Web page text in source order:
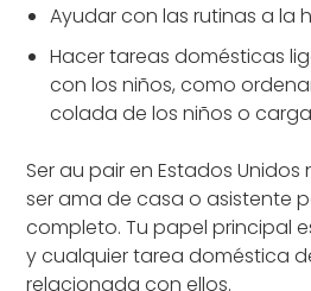
Ayudar con las rutinas a la
Hacer tareas domésticas
con los niños, como
colada de los niños o
Ser au pair en Estados
ser ama de casa o asistente
completo. Tu papel principal
y cualquier tarea doméstica
relacionada con ellos.